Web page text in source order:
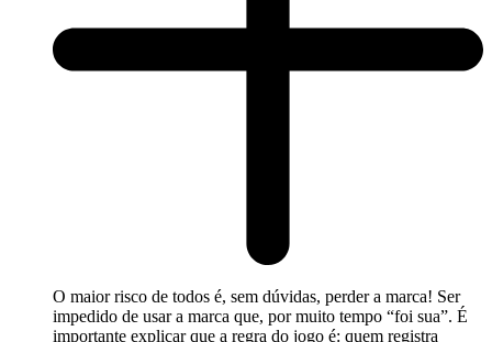
O maior risco de todos é, sem dúvidas, perder a marca! Ser
impedido de usar a marca que, por muito tempo “foi sua”. É
importante explicar que a regra do jogo é: quem registra